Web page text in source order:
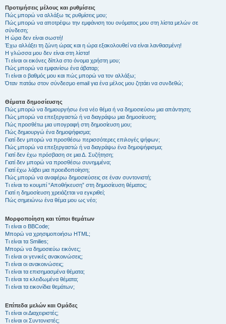
Προτιμήσεις μέλους και ρυθμίσεις
Πώς μπορώ να αλλάξω τις ρυθμίσεις μου;
Πώς μπορώ να αποτρέψω την εμφάνιση του ονόματος μου στη λίστα μελών σε
σύνδεση;
Η ώρα δεν είναι σωστή!
Έχω αλλάξει τη ζώνη ώρας και η ώρα εξακολουθεί να είναι λανθασμένη!
Η γλώσσα μου δεν είναι στη λίστα!
Τι είναι οι εικόνες δίπλα στο όνομα χρήστη μου;
Πώς μπορώ να εμφανίσω ένα άβαταρ;
Τι είναι ο βαθμός μου και πώς μπορώ να τον αλλάξω;
Όταν πατάω στον σύνδεσμο email για ένα μέλος μου ζητάει να συνδεθώ;
Θέματα δημοσίευσης
Πώς μπορώ να δημιουργήσω ένα νέο θέμα ή να δημοσιεύσω μια απάντηση;
Πώς μπορώ να επεξεργαστώ ή να διαγράψω μια δημοσίευση;
Πώς προσθέτω μια υπογραφή στη δημοσίευση μου;
Πώς δημιουργώ ένα δημοψήφισμα;
Γιατί δεν μπορώ να προσθέσω περισσότερες επιλογές ψήφων;
Πώς μπορώ να επεξεργαστώ ή να διαγράψω ένα δημοψήφισμα;
Γιατί δεν έχω πρόσβαση σε μια Δ. Συζήτηση;
Γιατί δεν μπορώ να προσθέσω συνημμένα;
Γιατί έχω λάβει μια προειδοποίηση;
Πώς μπορώ να αναφέρω δημοσιεύσεις σε έναν συντονιστή;
Τι είναι το κουμπί “Αποθήκευση” στη δημοσίευση θέματος;
Γιατί η δημοσίευση χρειάζεται να εγκριθεί;
Πώς σημειώνω ένα θέμα μου ως νέο;
Μορφοποίηση και τύποι θεμάτων
Τι είναι ο BBCode;
Μπορώ να χρησιμοποιήσω HTML;
Τι είναι τα Smilies;
Μπορώ να δημοσιεύω εικόνες;
Τι είναι οι γενικές ανακοινώσεις;
Τι είναι οι ανακοινώσεις;
Τι είναι τα επισημασμένα θέματα;
Τι είναι τα κλειδωμένα θέματα;
Τι είναι τα εικονίδια θεμάτων;
Επίπεδα μελών και Ομάδες
Τι είναι οι Διαχειριστές;
Τι είναι οι Συντονιστές;